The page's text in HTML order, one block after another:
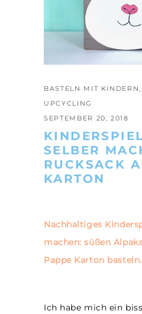
BASTELN MIT KINDERN,
UPCYCLING
SEPTEMBER 20, 2018
SELBER
RUCKSACK
KARTON
Nachhaltiges
machen: süßen
Pappe Karton
Ich habe mich ein